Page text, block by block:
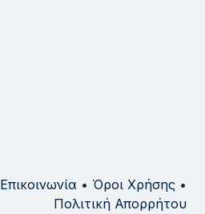
Επικοινωνία • Όροι Χρήσης •
Πολιτική Απορρήτου